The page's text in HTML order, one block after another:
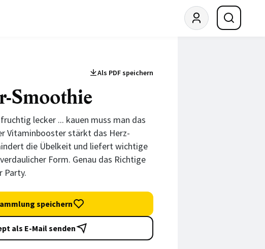
Als PDF speichern
Smoothie
lecker ... kauen muss man das
Vitaminbooster stärkt das Herz-
die Übelkeit und liefert wichtige
Form. Genau das Richtige
Party.
speichern
als E-Mail senden